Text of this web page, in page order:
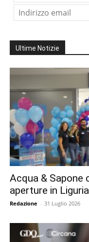
Ultime Notizie
Acqua & Sapone
aperture in
Redazione - 31 Luglio 2026